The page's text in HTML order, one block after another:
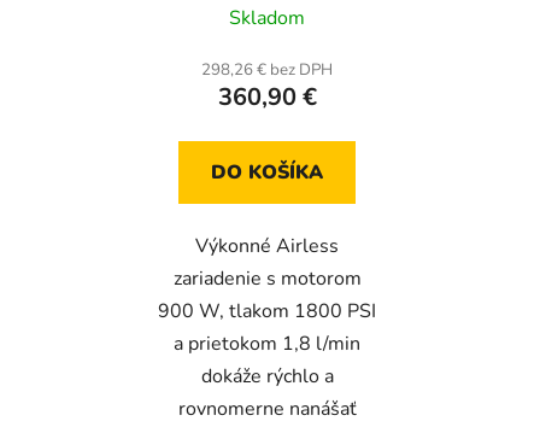
(membránové), pištoľ +
9 m hadica a
predlžovacia tyč
Skladom
298,26 € bez DPH
360,90 €
DO KOŠÍKA
Výkonné Airless
zariadenie s motorom
900 W, tlakom 1800 PSI
a prietokom 1,8 l/min
dokáže rýchlo a
rovnomerne nanášať